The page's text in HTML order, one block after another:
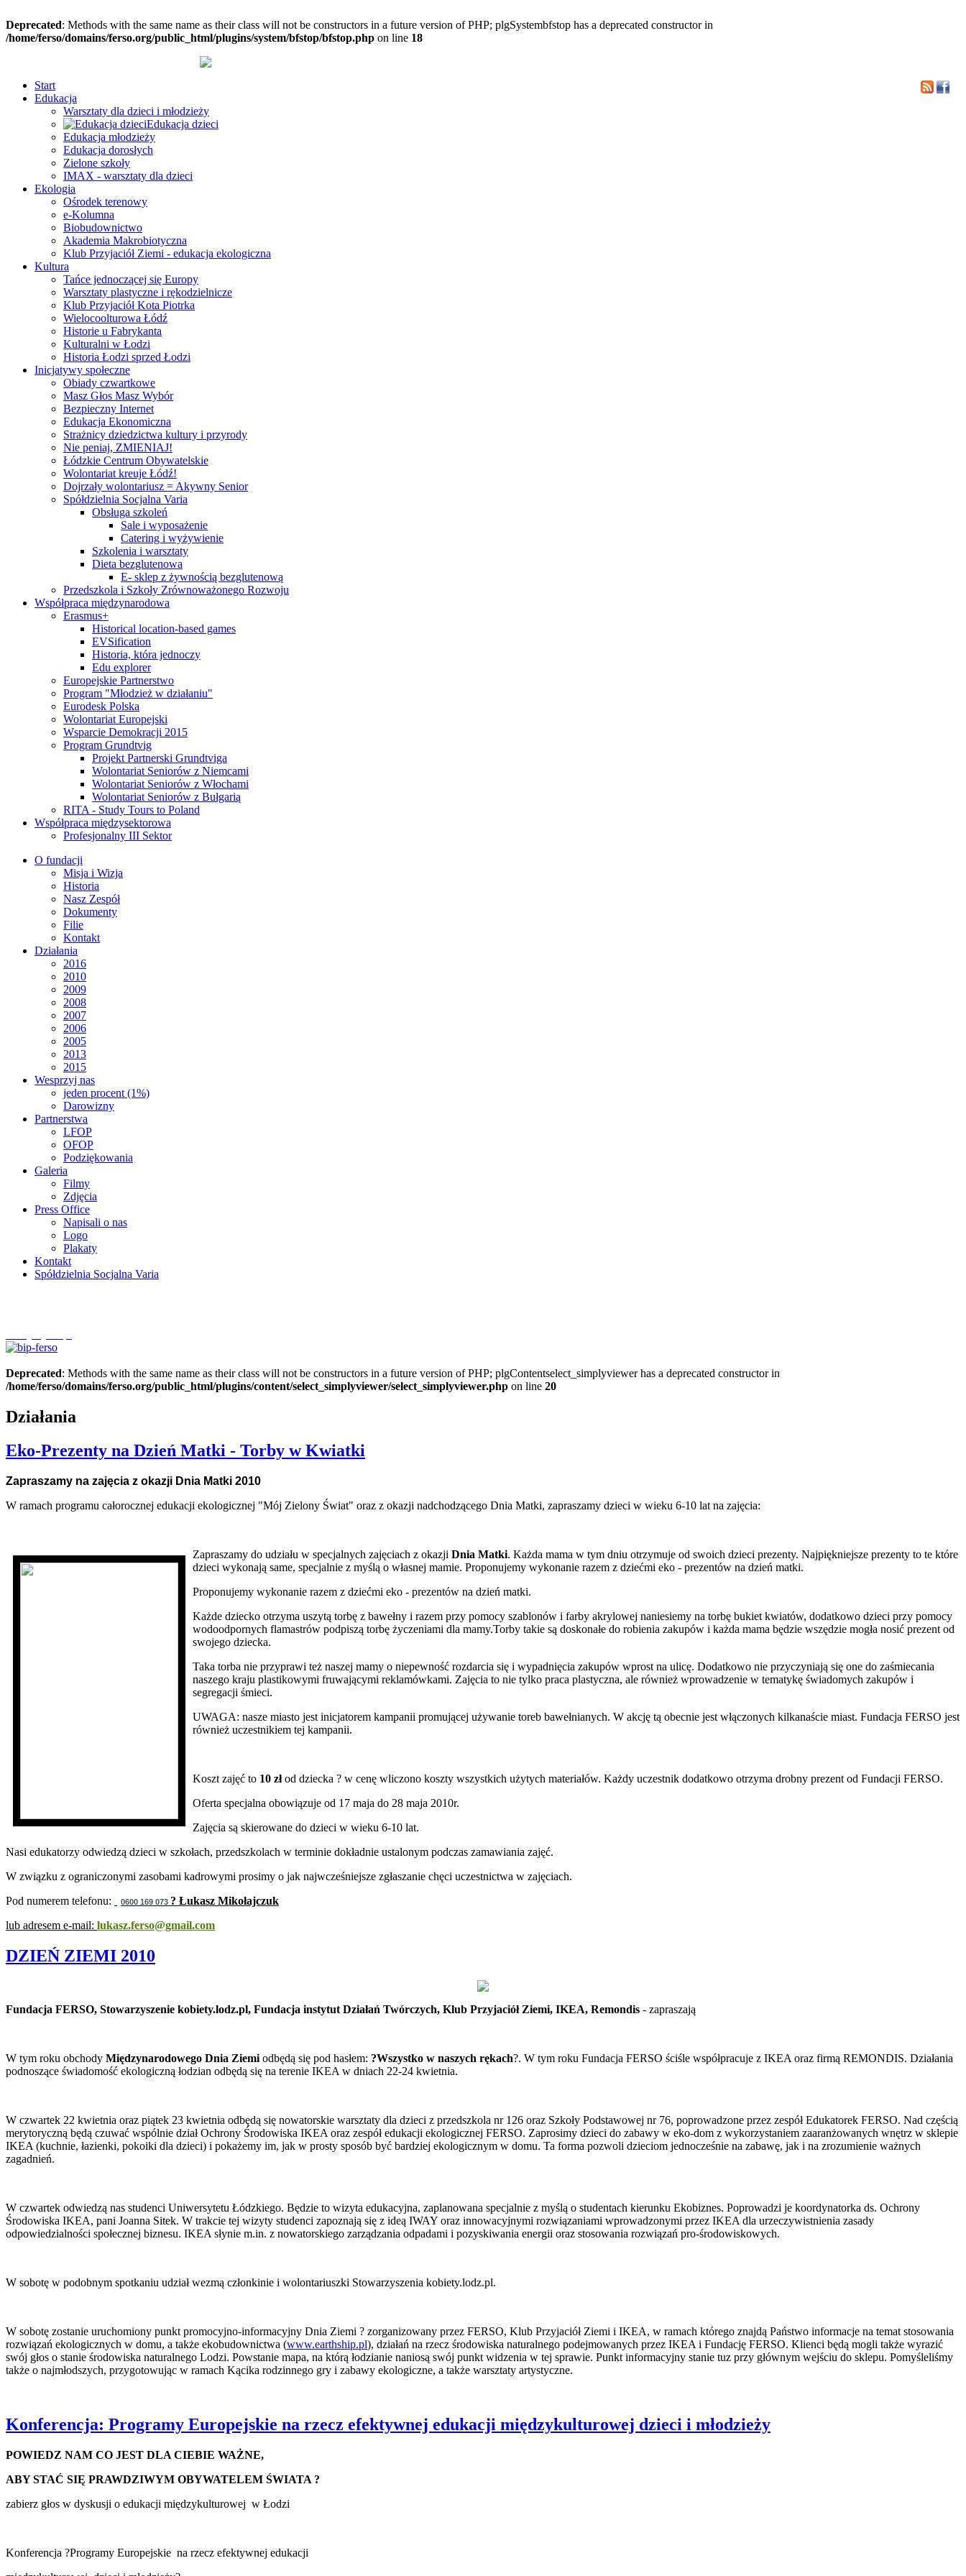
Deprecated: Methods with the same name as their class will not be constructors in a future version of PHP; plgSystembfstop has a deprecated constructor in
/home/ferso/domains/ferso.org/public_html/plugins/system/bfstop/bfstop.php on line 18
Start
Edukacja
Warsztaty dla dzieci i młodzieży
Edukacja dzieci
Edukacja młodzieży
Edukacja dorosłych
Zielone szkoły
IMAX - warsztaty dla dzieci
Ekologia
Ośrodek terenowy
e-Kolumna
Biobudownictwo
Akademia Makrobiotyczna
Klub Przyjaciół Ziemi - edukacja ekologiczna
Kultura
Tańce jednoczącej się Europy
Warsztaty plastyczne i rękodzielnicze
Klub Przyjaciół Kota Piotrka
Wielocoolturowa Łódź
Historie u Fabrykanta
Kulturalni w Łodzi
Historia Łodzi sprzed Łodzi
Inicjatywy społeczne
Obiady czwartkowe
Masz Głos Masz Wybór
Bezpieczny Internet
Edukacja Ekonomiczna
Strażnicy dziedzictwa kultury i przyrody
Nie peniaj, ZMIENIAJ!
Łódzkie Centrum Obywatelskie
Wolontariat kreuje Łódź!
Dojrzały wolontariusz = Akywny Senior
Spółdzielnia Socjalna Varia
Obsługa szkoleń
Sale i wyposażenie
Catering i wyżywienie
Szkolenia i warsztaty
Dieta bezglutenowa
E- sklep z żywnością bezglutenową
Przedszkola i Szkoły Zrównoważonego Rozwoju
Współpraca międzynarodowa
Erasmus+
Historical location-based games
EVSification
Historia, która jednoczy
Edu explorer
Europejskie Partnerstwo
Program "Młodzież w działaniu"
Eurodesk Polska
Wolontariat Europejski
Wsparcie Demokracji 2015
Program Grundtvig
Projekt Partnerski Grundtviga
Wolontariat Seniorów z Niemcami
Wolontariat Seniorów z Włochami
Wolontariat Seniorów z Bułgarią
RITA - Study Tours to Poland
Współpraca międzysektorowa
Profesjonalny III Sektor
O fundacji
Misja i Wizja
Historia
Nasz Zespół
Dokumenty
Filie
Kontakt
Działania
2016
2010
2009
2008
2007
2006
2005
2013
2015
Wesprzyj nas
jeden procent (1%)
Darowizny
Partnerstwa
LFOP
OFOP
Podziękowania
Galeria
Filmy
Zdjęcia
Press Office
Napisali o nas
Logo
Plakaty
Kontakt
Spółdzielnia Socjalna Varia
Deprecated: Methods with the same name as their class will not be constructors in a future version of PHP; plgContentselect_simplyviewer has a deprecated constructor in
/home/ferso/domains/ferso.org/public_html/plugins/content/select_simplyviewer/select_simplyviewer.php on line 20
Działania
Eko-Prezenty na Dzień Matki - Torby w Kwiatki
Zapraszamy na zajęcia z okazji Dnia Matki 2010
W ramach programu całorocznej edukacji ekologicznej "Mój Zielony Świat" oraz z okazji nadchodzącego Dnia Matki, zapraszamy dzieci w wieku 6-10 lat na zajęcia:
Zapraszamy do udziału w specjalnych zajęciach z okazji Dnia Matki. Każda mama w tym dniu otrzymuje od swoich dzieci prezenty. Najpiękniejsze prezenty to te które
dzieci wykonają same, specjalnie z myślą o własnej mamie. Proponujemy wykonanie razem z dziećmi eko - prezentów na dzień matki.
Proponujemy wykonanie razem z dziećmi eko - prezentów na dzień matki.
Każde dziecko otrzyma uszytą torbę z bawełny i razem przy pomocy szablonów i farby akrylowej naniesiemy na torbę bukiet kwiatów, dodatkowo dzieci przy pomocy
wodoodpornych flamastrów podpiszą torbę życzeniami dla mamy.Torby takie są doskonałe do robienia zakupów i każda mama będzie wszędzie mogła nosić prezent od
swojego dziecka.
Taka torba nie przyprawi też naszej mamy o niepewność rozdarcia się i wypadnięcia zakupów wprost na ulicę. Dodatkowo nie przyczyniają się one do zaśmiecania
naszego kraju plastikowymi fruwającymi reklamówkami. Zajęcia to nie tylko praca plastyczna, ale również wprowadzenie w tematykę świadomych zakupów i
segregacji śmieci.
UWAGA: nasze miasto jest inicjatorem kampanii promującej używanie toreb bawełnianych. W akcję tą obecnie jest włączonych kilkanaście miast. Fundacja FERSO jest
również uczestnikiem tej kampanii.
Koszt zajęć to 10 złod dziecka ? w cenę wliczono koszty wszystkich użytych materiałów. Każdy uczestnik dodatkowo otrzyma drobny prezent od Fundacji FERSO.
Oferta specjalna obowiązuje od 17 maja do 28 maja 2010r.
Zajęcia są skierowane do dzieci w wieku 6-10 lat.
Nasi edukatorzy odwiedzą dzieci w szkołach, przedszkolach w terminie dokładnie ustalonym podczas zamawiania zajęć.
W związku z ograniczonymi zasobami kadrowymi prosimy o jak najwcześniejsze zgłaszanie chęci uczestnictwa w zajęciach.
Pod numerem telefonu:
0600 169 073 ? Łukasz Mikołajczuk
lub adresem e-mail: lukasz.ferso@gmail.com
DZIEŃ ZIEMI 2010
Fundacja FERSO, Stowarzyszenie kobiety.lodz.pl, Fundacja instytut Działań Twórczych, Klub Przyjaciół Ziemi, IKEA, Remondis - zapraszają
W tym roku obchody Międzynarodowego Dnia Ziemi odbędą się pod hasłem: ?Wszystko w naszych rękach?. W tym roku Fundacja FERSO ściśle współpracuje z IKEA oraz firmą REMONDIS. Działania
podnoszące świadomość ekologiczną łodzian odbędą się na terenie IKEA w dniach 22-24 kwietnia.
W czwartek 22 kwietnia oraz piątek 23 kwietnia odbędą się nowatorskie warsztaty dla dzieci z przedszkola nr 126 oraz Szkoły Podstawowej nr 76, poprowadzone przez zespół Edukatorek FERSO. Nad częścią
merytoryczną będą czuwać wspólnie dział Ochrony Środowiska IKEA oraz zespół edukacji ekologicznej FERSO. Zaprosimy dzieci do zabawy w eko-dom z wykorzystaniem zaaranżowanych wnętrz w sklepie
IKEA (kuchnie, łazienki, pokoiki dla dzieci) i pokażemy im, jak w prosty sposób być bardziej ekologicznym w domu. Ta forma pozwoli dzieciom jednocześnie na zabawę, jak i na zrozumienie ważnych
zagadnień.
W czwartek odwiedzą nas studenci Uniwersytetu Łódzkiego. Będzie to wizyta edukacyjna, zaplanowana specjalnie z myślą o studentach kierunku Ekobiznes. Poprowadzi je koordynatorka ds. Ochrony
Środowiska IKEA, pani Joanna Sitek. W trakcie tej wizyty studenci zapoznają się z ideą IWAY oraz innowacyjnymi rozwiązaniami wprowadzonymi przez IKEA dla urzeczywistnienia zasady
odpowiedzialności społecznej biznesu. IKEA słynie m.in. z nowatorskiego zarządzania odpadami i pozyskiwania energii oraz stosowania rozwiązań pro-środowiskowych.
W sobotę w podobnym spotkaniu udział wezmą członkinie i wolontariuszki Stowarzyszenia kobiety.lodz.pl.
W sobotę zostanie uruchomiony punkt promocyjno-informacyjny Dnia Ziemi ? zorganizowany przez FERSO, Klub Przyjaciół Ziemi i IKEA, w ramach którego znajdą Państwo informacje na temat stosowania
rozwiązań ekologicznych w domu, a także ekobudownictwa (www.earthship.pl), działań na rzecz środowiska naturalnego podejmowanych przez IKEA i Fundację FERSO. Klienci będą mogli także wyrazić
swój głos o stanie środowiska naturalnego Lodzi. Powstanie mapa, na którą łodzianie naniosą swój punkt widzenia w tej sprawie. Punkt informacyjny stanie tuz przy głównym wejściu do sklepu. Pomyśleliśmy
także o najmłodszych, przygotowując w ramach Kącika rodzinnego gry i zabawy ekologiczne, a także warsztaty artystyczne.
Konferencja: Programy Europejskie na rzecz efektywnej edukacji międzykulturowej dzieci i młodzieży
POWIEDZ NAM CO JEST DLA CIEBIE WAŻNE,
ABY STAĆ SIĘ PRAWDZIWYM OBYWATELEM ŚWIATA ?
zabierz głos w dyskusji o edukacji międzykulturowej w Łodzi
Konferencja ?Programy Europejskie na rzecz efektywnej edukacji